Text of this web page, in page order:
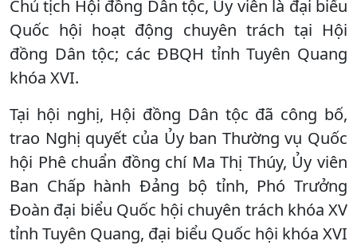
Chủ tịch Hội đồng Dân tộc, Ủy viên là đại biểu
Quốc hội hoạt động chuyên trách tại Hội
đồng Dân tộc; các ĐBQH tỉnh Tuyên Quang
khóa XVI.
Tại hội nghị, Hội đồng Dân tộc đã công bố,
trao Nghị quyết của Ủy ban Thường vụ Quốc
hội Phê chuẩn đồng chí Ma Thị Thúy, Ủy viên
Ban Chấp hành Đảng bộ tỉnh, Phó Trưởng
Đoàn đại biểu Quốc hội chuyên trách khóa XV
tỉnh Tuyên Quang, đại biểu Quốc hội khóa XVI